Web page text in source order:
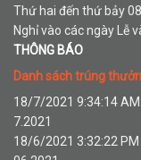
Thứ hai đến thứ bảy
Nghỉ vào các ngày Lễ
THÔNG BÁO
Danh sách trúng
18/7/2021 9:34:14
7.2021
18/6/2021 3:32:22